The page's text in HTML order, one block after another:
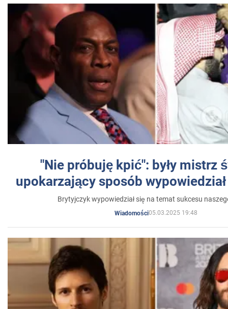
"Nie próbuję kpić": były mistrz
upokarzający sposób
Brytyjczyk wypowiedział się na temat sukcesu
Wiadomości05.03.2025 19:48